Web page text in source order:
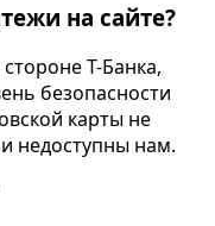
на сайте?
Т-Банка,
безопасности
карты не
недоступны нам.